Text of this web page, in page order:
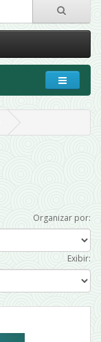
Organizar por:
Exibir: